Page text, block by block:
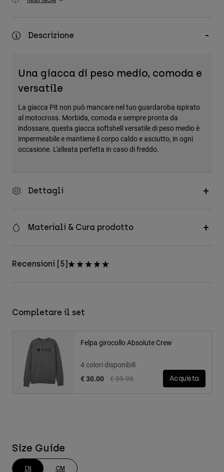
Vedi tutto
Descrizione
Una giacca di peso medio, comoda e
versatile
La giacca Pit non può mancare nel tuo guardaroba ispirato
al motocross. Morbida, comoda e sempre pronta da
indossare, questa giacca softshell versatile di peso medio è
impermeabile e mantiene il corpo caldo e asciutto, in ogni
occasione. L'alleata perfetta in caso di freddo.
Dettagli
Materiali & Cura prodotto
Recensioni [5]
Completare il set
Felpa girocollo Absolute Crew
4 colori disponibili
Price reduced from
€ 59.99to
€ 30.00 Acquista
Size Guide
IN CM